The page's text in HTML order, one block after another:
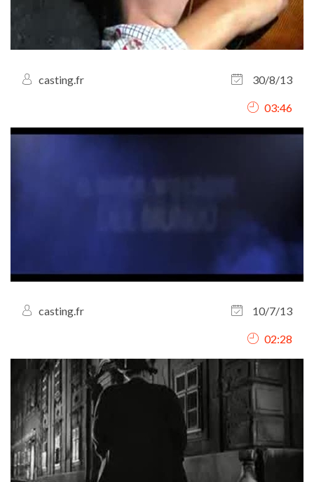
casting.fr 30/8/13
03:46
casting.fr 10/7/13
02:28